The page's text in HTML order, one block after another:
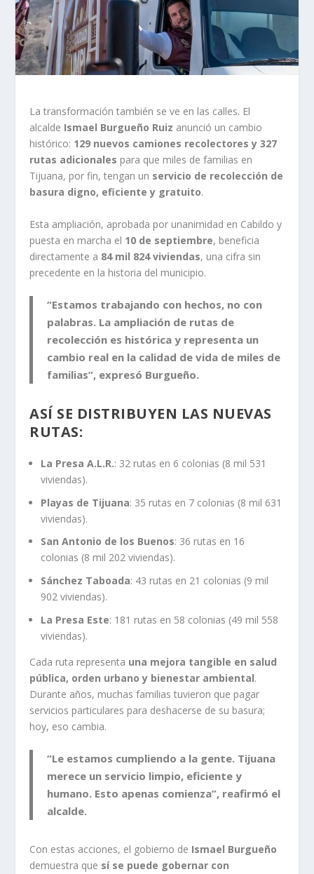
La transformación también se ve en las calles. El
alcalde Ismael Burgueño Ruiz anunció un cambio
histórico: 129 nuevos camiones recolectores y 327
rutas adicionales para que miles de familias en
Tijuana, por fin, tengan un servicio de recolección de
basura digno, eficiente y gratuito.
Esta ampliación, aprobada por unanimidad en Cabildo y
puesta en marcha el 10 de septiembre, beneficia
directamente a 84 mil 824 viviendas, una cifra sin
precedente en la historia del municipio.
“Estamos trabajando con hechos, no con
palabras. La ampliación de rutas de
recolección es histórica y representa un
cambio real en la calidad de vida de miles de
familias”, expresó Burgueño.
ASÍ SE DISTRIBUYEN LAS NUEVAS
RUTAS:
La Presa A.L.R.: 32 rutas en 6 colonias (8 mil 531
viviendas).
Playas de Tijuana: 35 rutas en 7 colonias (8 mil 631
viviendas).
San Antonio de los Buenos: 36 rutas en 16
colonias (8 mil 202 viviendas).
Sánchez Taboada: 43 rutas en 21 colonias (9 mil
902 viviendas).
La Presa Este: 181 rutas en 58 colonias (49 mil 558
viviendas).
Cada ruta representa una mejora tangible en salud
pública, orden urbano y bienestar ambiental.
Durante años, muchas familias tuvieron que pagar
servicios particulares para deshacerse de su basura;
hoy, eso cambia.
“Le estamos cumpliendo a la gente. Tijuana
merece un servicio limpio, eficiente y
humano. Esto apenas comienza”, reafirmó el
alcalde.
Con estas acciones, el gobierno de Ismael Burgueño
demuestra que sí se puede gobernar con